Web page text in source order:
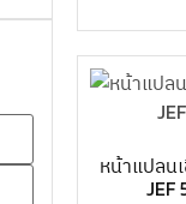
หน้าแปลน
JEF